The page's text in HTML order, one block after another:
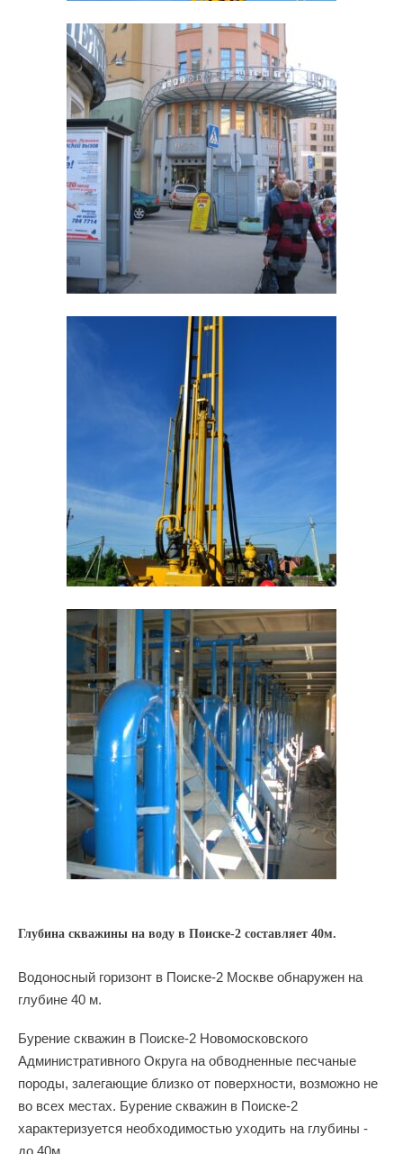
Глубина скважины на воду в Поиске-2 составляет 40м.
Водоносный горизонт в Поиске-2 Москве обнаружен на
глубине 40 м.
Бурение скважин в Поиске-2 Новомосковского
Административного Округа на обводненные песчаные
породы, залегающие близко от поверхности, возможно не
во всех местах. Бурение скважин в Поиске-2
характеризуется необходимостью уходить на глубины -
до 40м.